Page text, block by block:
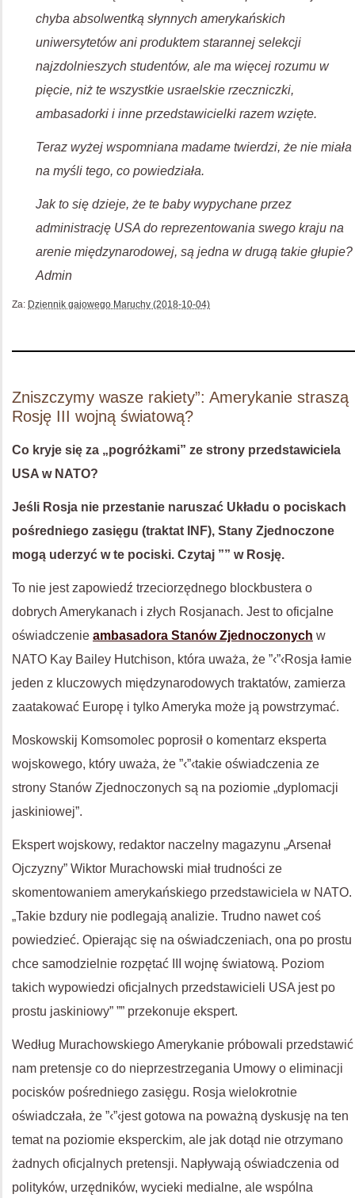
chyba absolwentką słynnych amerykańskich
uniwersytetów ani produktem starannej selekcji
najzdolnieszych studentów, ale ma więcej rozumu w
pięcie, niż te wszystkie usraelskie rzeczniczki,
ambasadorki i inne przedstawicielki razem wzięte.
Teraz wyżej wspomniana madame twierdzi, że nie miała
na myśli tego, co powiedziała.
Jak to się dzieje, że te baby wypychane przez
administrację USA do reprezentowania swego kraju na
arenie międzynarodowej, są jedna w drugą takie głupie?
Admin
Za: Dziennik gajowego Maruchy (2018-10-04)
Zniszczymy wasze rakiety”: Amerykanie straszą
Rosję III wojną światową?
Co kryje się za „pogróżkami” ze strony przedstawiciela
USA w NATO?
Jeśli Rosja nie przestanie naruszać Układu o pociskach
pośredniego zasięgu (traktat INF), Stany Zjednoczone
mogą uderzyć w te pociski. Czytaj ”” w Rosję.
To nie jest zapowiedź trzeciorzędnego blockbustera o
dobrych Amerykanach i złych Rosjanach. Jest to oficjalne
oświadczenie ambasadora Stanów Zjednoczonych w
NATO Kay Bailey Hutchison, która uważa, że ”‹”‹Rosja łamie
jeden z kluczowych międzynarodowych traktatów, zamierza
zaatakować Europę i tylko Ameryka może ją powstrzymać.
Moskowskij Komsomolec poprosił o komentarz eksperta
wojskowego, który uważa, że ”‹”‹takie oświadczenia ze
strony Stanów Zjednoczonych są na poziomie „dyplomacji
jaskiniowej”.
Ekspert wojskowy, redaktor naczelny magazynu „Arsenał
Ojczyzny” Wiktor Murachowski miał trudności ze
skomentowaniem amerykańskiego przedstawiciela w NATO.
„Takie bzdury nie podlegają analizie. Trudno nawet coś
powiedzieć. Opierając się na oświadczeniach, ona po prostu
chce samodzielnie rozpętać III wojnę światową. Poziom
takich wypowiedzi oficjalnych przedstawicieli USA jest po
prostu jaskiniowy” ”” przekonuje ekspert.
Według Murachowskiego Amerykanie próbowali przedstawić
nam pretensje co do nieprzestrzegania Umowy o eliminacji
pocisków pośredniego zasięgu. Rosja wielokrotnie
oświadczała, że ”‹”‹jest gotowa na poważną dyskusję na ten
temat na poziomie eksperckim, ale jak dotąd nie otrzymano
żadnych oficjalnych pretensji. Napływają oświadczenia od
polityków, urzędników, wycieki medialne, ale wspólna